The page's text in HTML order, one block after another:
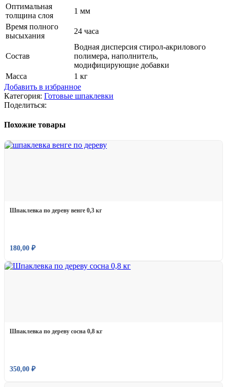
Оптимальная
толщина слоя
1 мм
Время полного
высыхания
24 часа
Состав
Водная дисперсия стирол-акрилового
полимера, наполнитель,
модифицирующие добавки
Масса
1 кг
Добавить в избранное
Категория: Готовые шпаклевки
Поделиться:
Похожие товары
Шпаклевка по дереву венге 0,3 кг
180,00 ₽
Шпаклевка по дереву сосна 0,8 кг
350,00 ₽